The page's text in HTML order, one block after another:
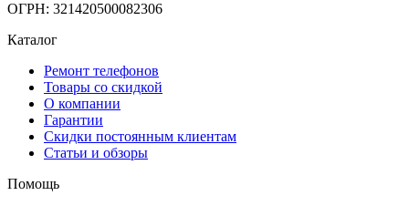
ОГРН: 321420500082306
Каталог
Ремонт телефонов
Товары со скидкой
О компании
Гарантии
Скидки постоянным клиентам
Статьи и обзоры
Помощь